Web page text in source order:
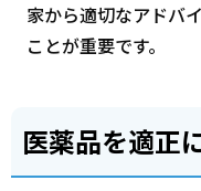
家から適切なアドバ
ことが重要です。
医薬品を適正